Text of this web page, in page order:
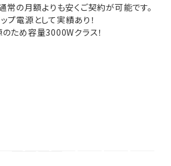
常の月額よりも安くご契約が可能です。
プ電源として実績あり！
ため容量3000Wクラス！